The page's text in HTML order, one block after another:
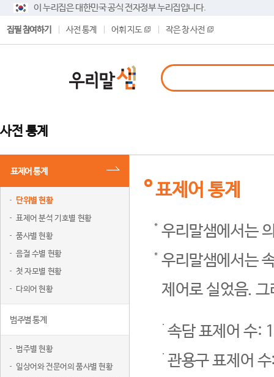
이 누리집은 대한민국 공식 전자정부 누리집입니다.
집필 참여하기 사전 통계 어휘 지도 작은 창 사전
사전 통계
표제어 통계
단위별 현황
표제어 분석 기호별 현황
품사별 현황
음절 수별 현황
첫 자모별 현황
다의어 현황
범주별 통계
범주별 현황
일상어와 전문어의 품사별 현황
표제어 통계
우리말샘에서는
우리말샘에서는
제어로 실었음.
속담 표제어 수:
관용구 표제어